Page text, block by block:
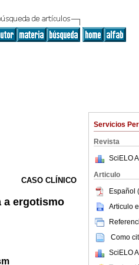
Servicios
Revista
SciELO
Articulo
Español
Articulo
Como
SciELO
CASO CLÍNICO
a ergotismo